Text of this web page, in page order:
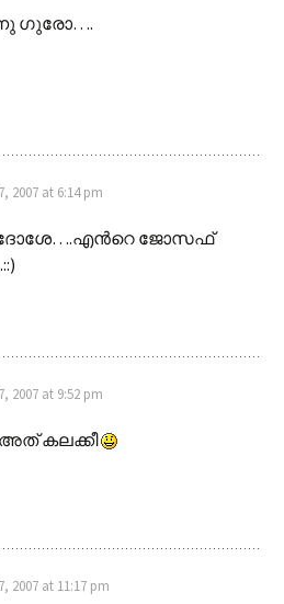
ഗുരോ….
2007 at 6:14 pm
ജോസഫ്
2007 at 9:52 pm
കലക്കീ
2007 at 11:17 pm